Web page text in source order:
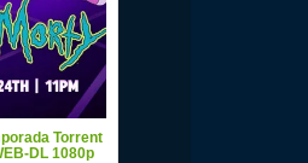
Torrent
DL 1080p